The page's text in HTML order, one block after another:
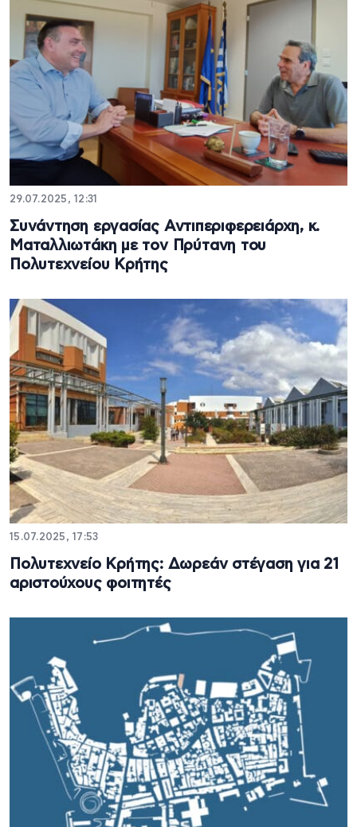
29.07.2025, 12:31
Συνάντηση εργασίας Αντιπεριφερειάρχη, κ.
Ματαλλιωτάκη με τον Πρύτανη του
Πολυτεχνείου Κρήτης
15.07.2025, 17:53
Πολυτεχνείο Κρήτης: Δωρεάν στέγαση για 21
αριστούχους φοιτητές